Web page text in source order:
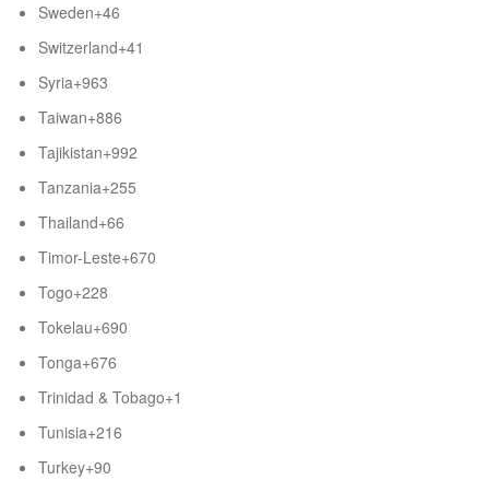
Sweden+46
Switzerland+41
Syria+963
Taiwan+886
Tajikistan+992
Tanzania+255
Thailand+66
Timor-Leste+670
Togo+228
Tokelau+690
Tonga+676
Trinidad & Tobago+1
Tunisia+216
Turkey+90